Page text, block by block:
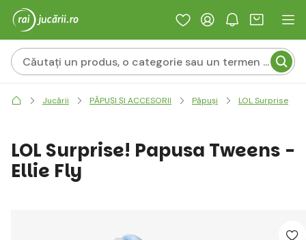
Jucării PĂPUȘI ȘI ACCESORII Păpuși LOL Surprise
LOL Surprise! Papusa Tweens -
Ellie Fly